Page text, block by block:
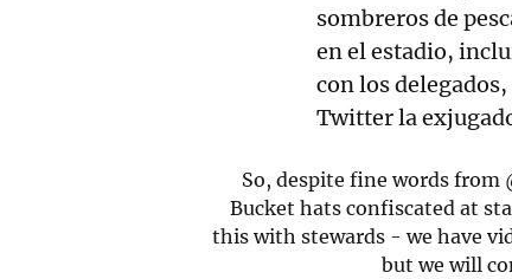
sombreros de
en el estadio,
con los
Twitter la
So, despite fine words from
Bucket hats confiscated at
this with stewards - we have
but we will